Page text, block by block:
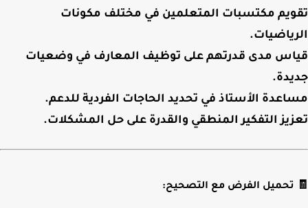
تقويم مكتسبات المتعلمين في مختلف مكونات
الرياضيات.
قياس مدى قدرتهم على توظيف المعارف في وضعيات
جديدة.
مساعدة الأستاذ في تحديد الحاجات الفردية للدعم.
تعزيز التفكير المنطقي والقدرة على حل المشكلات.
🧾 تحميل الفرض مع التصحيح: